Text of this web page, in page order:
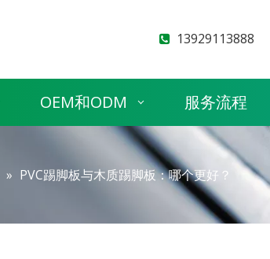
 13929113888
OEM和ODM 服务流程
» PVC踢脚板与木质踢脚板：哪个更好？